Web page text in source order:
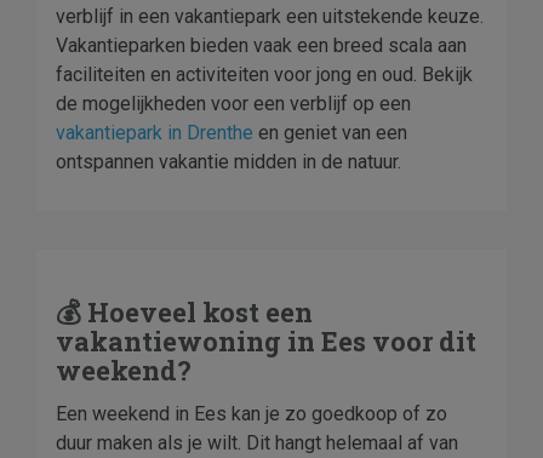
verblijf in een vakantiepark een uitstekende keuze.
Vakantieparken bieden vaak een breed scala aan
faciliteiten en activiteiten voor jong en oud. Bekijk
de mogelijkheden voor een verblijf op een
vakantiepark in Drenthe en geniet van een
ontspannen vakantie midden in de natuur.
💰 Hoeveel kost een
vakantiewoning in Ees voor dit
weekend?
Een weekend in Ees kan je zo goedkoop of zo
duur maken als je wilt. Dit hangt helemaal af van